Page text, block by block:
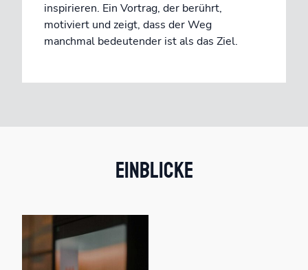
inspirieren. Ein Vortrag, der berührt,
motiviert und zeigt, dass der Weg
manchmal bedeutender ist als das Ziel.
Einblicke